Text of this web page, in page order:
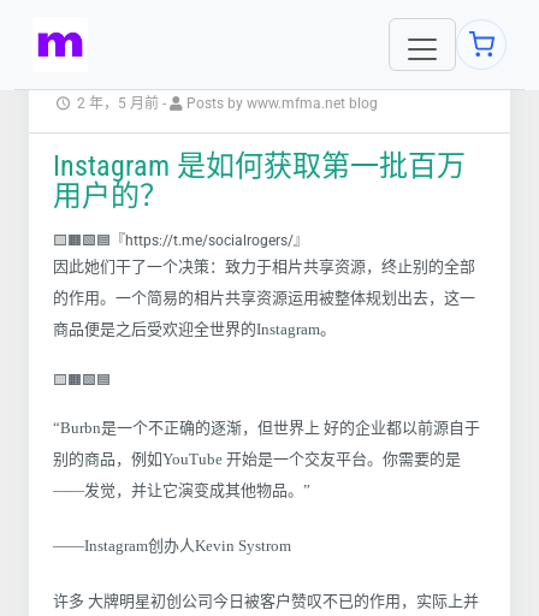
2 年，5 月前 - Posts by www.mfma.net blog
Instagram 是如何获取第一批百万
用户的？
🟨🟧🟩🟦『https://t.me/socialrogers/』
因此她们干了一个决策：致力于相片共享资源，终止别的全部
的作用。一个简易的相片共享资源运用被整体规划出去，这一
商品便是之后受欢迎全世界的Instagram。
🟨🟧🟩🟦
“Burbn是一个不正确的逐渐，但世界上 好的企业都以前源自于
别的商品，例如YouTube 开始是一个交友平台。你需要的是
——发觉，并让它演变成其他物品。”
——Instagram创办人Kevin Systrom
许多 大牌明星初创公司今日被客户赞叹不已的作用，实际上并